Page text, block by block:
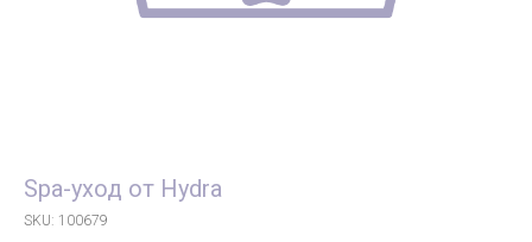
Spa-уход от Hydra
SKU: 100679